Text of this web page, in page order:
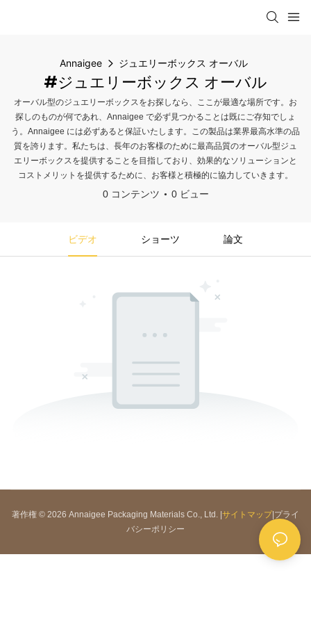
Annaigee ジュエリーボックス オーバル
#ジュエリーボックス オーバル
オーバル型のジュエリーボックスをお探しなら、ここが最適な場所です。お
探しのものが何であれ、Annaigee で必ず見つかることは既にご存知でしょ
う。Annaigee には必ずあると保証いたします。この製品は業界最高水準の品
質を誇ります。私たちは、長年のお客様のために最高品質のオーバル型ジュ
エリーボックスを提供することを目指しており、効果的なソリューションと
コストメリットを提供するために、お客様と積極的に協力していきます。
0 コンテンツ 0 ビュー
ビデオ ショーツ 論文
著作権 © 2026 Annaigee Packaging Materials Co., Ltd. |サイトマップ|プライ
バシーポリシー